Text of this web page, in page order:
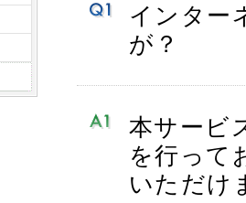
インター
が？
本サービ
を行って
いただけ